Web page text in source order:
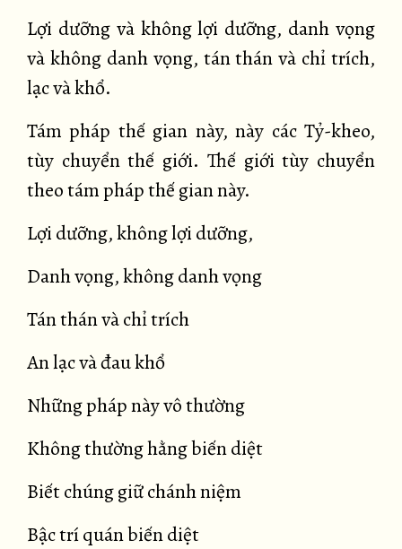
Lợi dưỡng và không lợi dưỡng, danh vọng
và không danh vọng, tán thán và chỉ trích,
lạc và khổ.
Tám pháp thế gian này, này các Tỷ-kheo,
tùy chuyển thế giới. Thế giới tùy chuyển
theo tám pháp thế gian này.
Lợi dưỡng, không lợi dưỡng,
Danh vọng, không danh vọng
Tán thán và chỉ trích
An lạc và đau khổ
Những pháp này vô thường
Không thường hằng biến diệt
Biết chúng giữ chánh niệm
Bậc trí quán biến diệt